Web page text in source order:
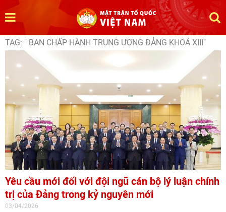
TAG: " BAN CHẤP HÀNH TRUNG ƯƠNG ĐẢNG KHOÁ XIII"
Yêu cầu mới đối với đội ngũ cán bộ lý luận chính
trị của Đảng trong kỷ nguyên mới
03/04/2026